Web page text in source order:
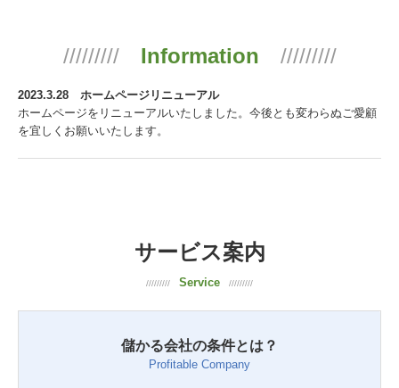
セミナー案内
儲かる会社の条件とは？
企業のコスト管理術
コラム三条の独り言
関与先企業リンク
個人情報保護方針
///////// Information /////////
2023.3.28 ホームページリニューアル
ホームページをリニューアルいたしました。今後とも変わらぬご愛顧
を宜しくお願いいたします。
サービス案内
///////// Service /////////
儲かる会社の条件とは？
Profitable Company